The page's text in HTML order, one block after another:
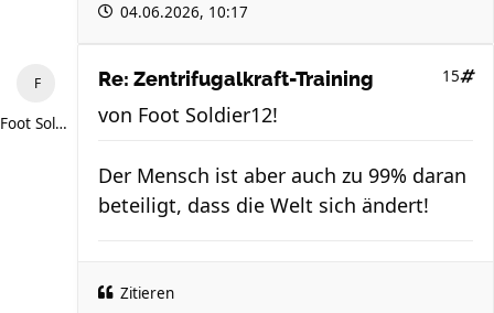
04.06.2026, 10:17
Foot Soldier12!
Re: Zentrifugalkraft-Training 15
von Foot Soldier12!
Der Mensch ist aber auch zu 99% daran
beteiligt, dass die Welt sich ändert!
Zitieren